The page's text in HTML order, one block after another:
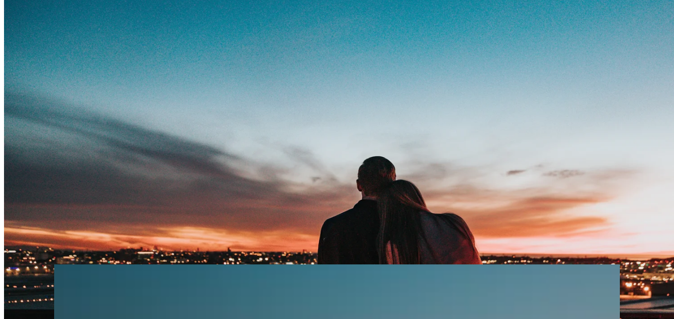
Las frases inspiradoras pueden agregar un significado profundo a nuestras experiencias como viajeros. Nos conectan con nuestras emociones y nos ayudan a apreciar la belleza de cada destino. En este contexto,
el amor y la amistad juegan un papel crucial. El vínculo entre el amor y los viajes es innegable. Tanto si viajamos con nuestra pareja como si estamos abiertos a encontrar el amor en cada destino, las frases
inspiradoras sobre el amor nos recuerdan la importancia de emocionarnos y conectarnos emocionalmente con los lugares que visitamos.
“El amor es el idioma universal de los viajes”
Frases para celebrar el amor en tus viajes